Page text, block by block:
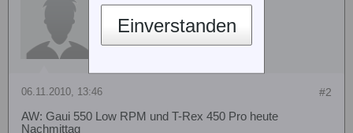
#2
06.11.2010, 13:46
AW: Gaui 550 Low RPM und T-Rex 450 Pro heute
Nachmittag
Einverstanden